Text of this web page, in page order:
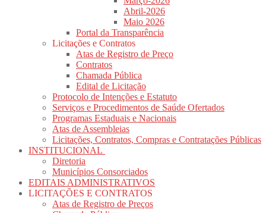
Abril-2026
Maio 2026
Portal da Transparência
Licitações e Contratos
Atas de Registro de Preço
Contratos
Chamada Pública
Edital de Licitação
Protocolo de Intenções e Estatuto
Serviços e Procedimentos de Saúde Ofertados
Programas Estaduais e Nacionais
Atas de Assembleias
Licitações, Contratos, Compras e Contratações Públicas
INSTITUCIONAL
Diretoria
Municípios Consorciados
EDITAIS ADMINISTRATIVOS
LICITAÇÕES E CONTRATOS
Atas de Registro de Preços